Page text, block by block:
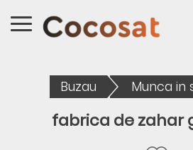
Buzau Munca in
fabrica de zahar